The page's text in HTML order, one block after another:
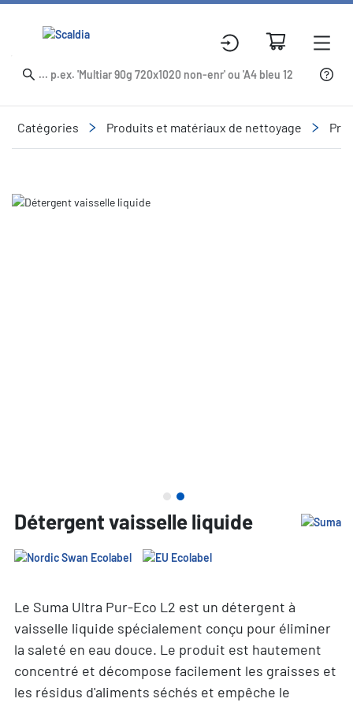
Catégories Produits et matériaux de nettoyage
Slide 2 of 2
Détergent vaisselle liquide
Le Suma Ultra Pur-Eco L2 est un détergent à
vaisselle liquide spécialement conçu pour éliminer
la saleté en eau douce. Le produit est hautement
concentré et décompose facilement les graisses et
les résidus d'aliments séchés et empêche le